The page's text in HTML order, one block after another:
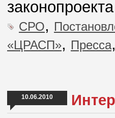
СРО,
«ЦРАСП», Пресса,
10.06.2010